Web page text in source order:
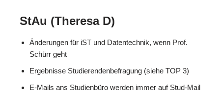
StAu (Theresa D)
Änderungen für iST und Datentechnik, wenn Prof.
Schürr geht
Ergebnisse Studierendenbefragung (siehe TOP 3)
E-Mails ans Studienbüro werden immer auf Stud-Mail